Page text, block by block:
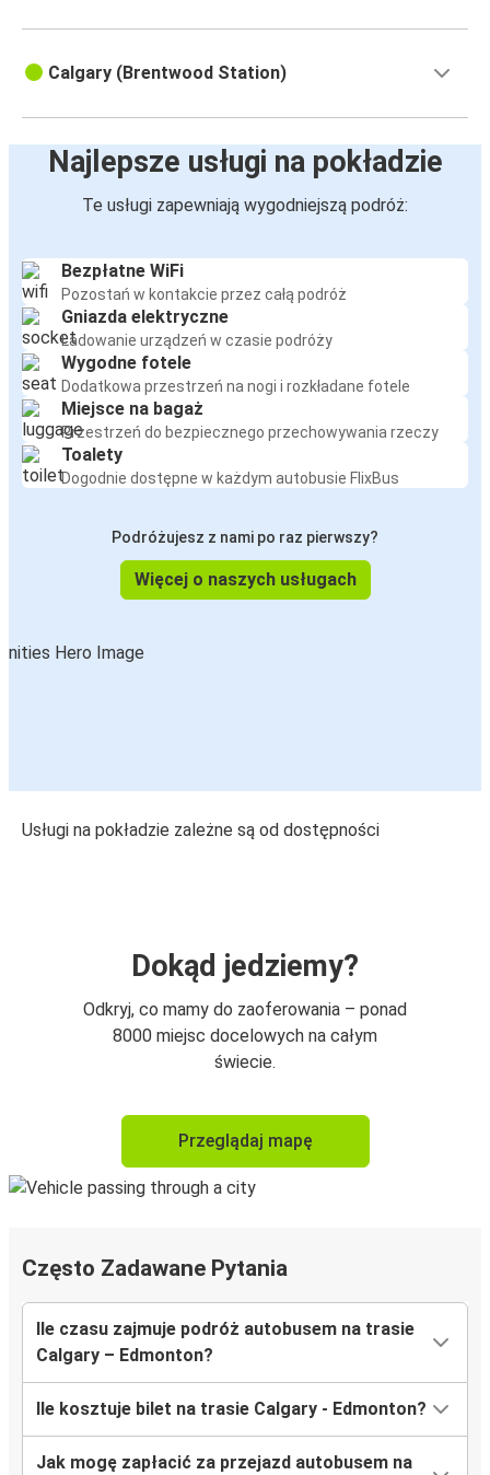
Calgary (Brentwood Station)
Najlepsze usługi na pokładzie
Te usługi zapewniają wygodniejszą podróż:
Bezpłatne WiFi
Pozostań w kontakcie przez całą podróż
Gniazda elektryczne
Ładowanie urządzeń w czasie podróży
Wygodne fotele
Dodatkowa przestrzeń na nogi i rozkładane fotele
Miejsce na bagaż
Przestrzeń do bezpiecznego przechowywania rzeczy
Toalety
Dogodnie dostępne w każdym autobusie FlixBus
Podróżujesz z nami po raz pierwszy?
Więcej o naszych usługach
Usługi na pokładzie zależne są od dostępności
Dokąd jedziemy?
Odkryj, co mamy do zaoferowania – ponad
8000 miejsc docelowych na całym
świecie.
Przeglądaj mapę
Często Zadawane Pytania
Ile czasu zajmuje podróż autobusem na trasie
Calgary – Edmonton?
Ile kosztuje bilet na trasie Calgary - Edmonton?
Jak mogę zapłacić za przejazd autobusem na